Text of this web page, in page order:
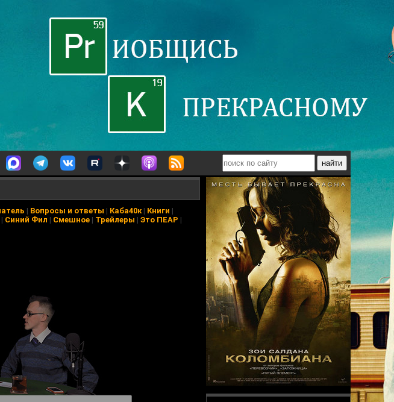
| Вопросы и ответы | Каба40к| Книги |
| Синий Фил | Смешное| Трейлеры | Это ПЕАР |